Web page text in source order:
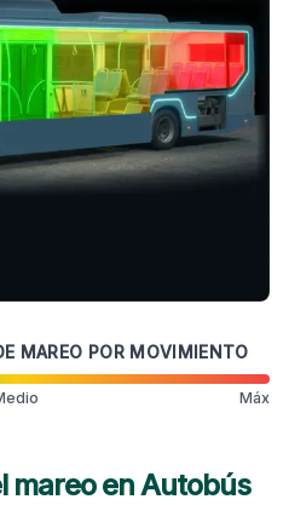
MAREO POR MOVIMIENTO
Máx
mareo enAutobús